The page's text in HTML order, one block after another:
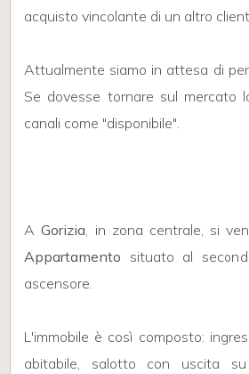
acquisto vincolante di un altro
Attualmente siamo in attesa di
Se dovesse tornare sul mercato
canali come "disponibile".
AGorizia, in zona centrale, si
Appartamento situato al
ascensore.
L'immobile è così composto:
abitabile, salotto con uscita su
Locali
1
3